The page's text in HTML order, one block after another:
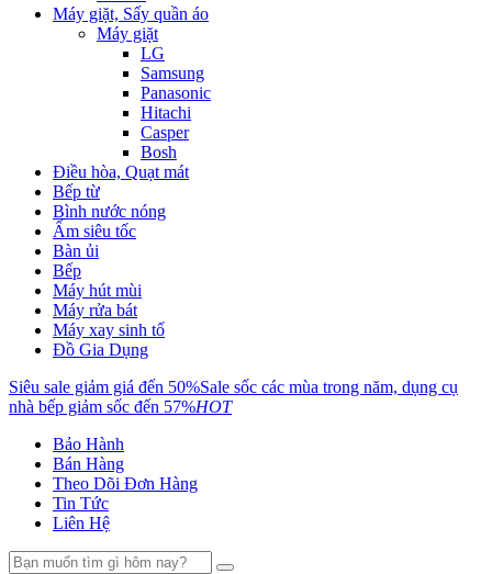
Máy giặt, Sấy quần áo
Máy giặt
LG
Samsung
Panasonic
Hitachi
Casper
Bosh
Điều hòa, Quạt mát
Bếp từ
Bình nước nóng
Ấm siêu tốc
Bàn ủi
Bếp
Máy hút mùi
Máy rửa bát
Máy xay sinh tố
Đồ Gia Dụng
Siêu sale giảm giá đến 50%Sale sốc các mùa trong năm, dụng cụ
nhà bếp giảm sốc đến 57%HOT
Bảo Hành
Bán Hàng
Theo Dõi Đơn Hàng
Tin Tức
Liên Hệ